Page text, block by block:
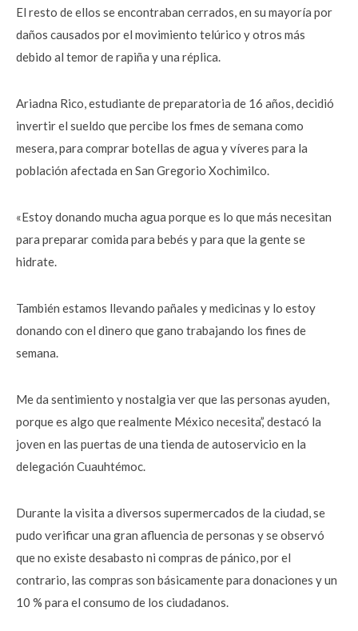
El resto de ellos se encontraban cerrados, en su mayoría por
daños causados por el movimiento telúrico y otros más
debido al temor de rapiña y una réplica.
Ariadna Rico, estudiante de preparatoria de 16 años, decidió
invertir el sueldo que percibe los fmes de semana como
mesera, para comprar botellas de agua y víveres para la
población afectada en San Gregorio Xochimilco.
«Estoy donando mucha agua porque es lo que más necesitan
para preparar comida para bebés y para que la gente se
hidrate.
También estamos llevando pañales y medicinas y lo estoy
donando con el dinero que gano trabajando los fines de
semana.
Me da sentimiento y nostalgia ver que las personas ayuden,
porque es algo que realmente México necesita’,’ destacó la
joven en las puertas de una tienda de autoservicio en la
delegación Cuauhtémoc.
Durante la visita a diversos supermercados de la ciudad, se
pudo verificar una gran afluencia de personas y se observó
que no existe desabasto ni compras de pánico, por el
contrario, las compras son básicamente para donaciones y un
10 % para el consumo de los ciudadanos.